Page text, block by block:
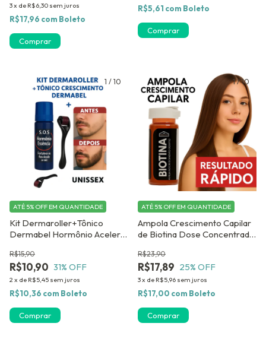
3x de R$6,30 sem juros
R$17,96 com Boleto
R$5,61 com Boleto
Comprar
1 / 10
Kit Dermaroller+Tônico
Dermabel Hormônio Acelera
Preenche e Fortalece Barba
R$10,90
R$15,90
31% OFF
2 x de R$5,45 sem juros
ATÉ 5% OFF EM QUANTIDADE
R$10,36 com Boleto
Comprar
1/10
Ampola Crescimento Capilar
de Biotina Dose Concentrada
unidades
R$17,89
R$23,90
25% OFF
3x de R$5,96 sem juros
ATÉ 5% OFF EM QUANTIDADE
R$17,00 com Boleto
Comprar